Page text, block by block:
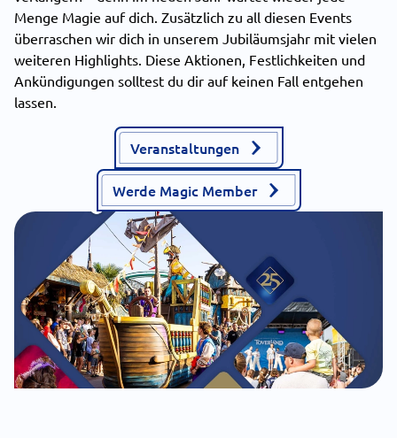
Menge Magie auf dich. Zusätzlich zu all diesen Events
überraschen wir dich in unserem Jubiläumsjahr mit vielen
weiteren Highlights. Diese Aktionen, Festlichkeiten und
Ankündigungen solltest du dir auf keinen Fall entgehen
lassen.
Veranstaltungen
Werde Magic Member